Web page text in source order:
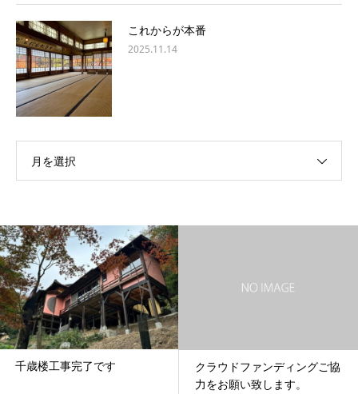
これからが本番
2025.11.14
月を選択
千歳楼工事完了です
クラウドファンディングご協
力をお願い致します。